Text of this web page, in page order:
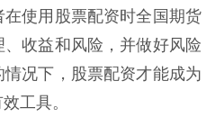
使用股票配资时全国期货
收益和风险，并做好风险
况下，股票配资才能成为
工具。